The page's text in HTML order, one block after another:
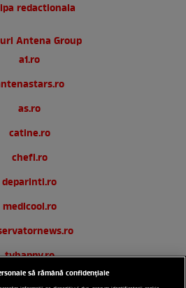
redactionala
Antena Group
a1.ro
as.ro
catine.ro
chefi.ro
deparinti.ro
medicool.ro
tvhappy.ro
useit.rosă rămână confidențiale